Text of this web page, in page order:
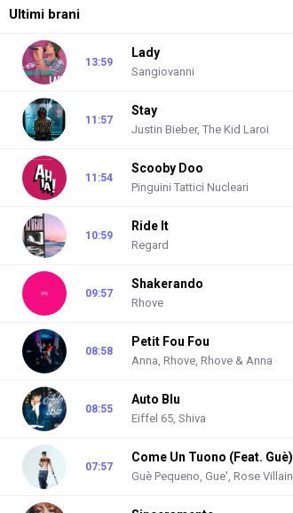
Ultimi brani
13:59
Lady
Sangiovanni
11:57
Stay
Justin Bieber, The Kid Laroi
11:54
Scooby Doo
Pinguini Tattici Nucleari
10:59
Ride It
Regard
09:57
Shakerando
Rhove
08:58
Petit Fou Fou
Anna, Rhove, Rhove & Anna
08:55
Auto Blu
Eiffel 65, Shiva
07:57
Come Un Tuono (Feat. Guè)
Guè Pequeno, Gue', Rose Villain